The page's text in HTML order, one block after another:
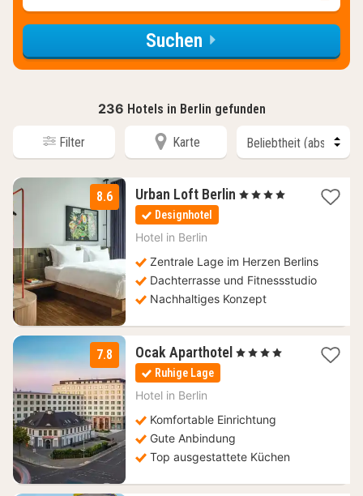
Suchen
236 Hotels in Berlin gefunden
Filter Karte
8.6 Urban Loft Berlin 1
, 4 Sterne
Designhotel
Hotel in Berlin
Zentrale Lage im Herzen Berlins
Dachterrasse und Fitnessstudio
Nachhaltiges Konzept
7.8 Ocak Aparthotel 1
, 4 Sterne
Ruhige Lage
Hotel in Berlin
Komfortable Einrichtung
Gute Anbindung
Top ausgestattete Küchen